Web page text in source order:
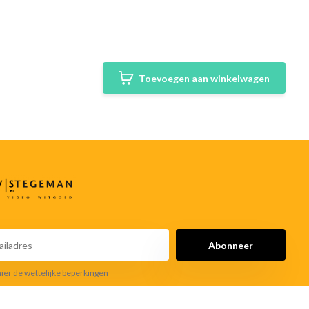
Toevoegen aan winkelwagen
Abonneer
de wettelijke beperkingen